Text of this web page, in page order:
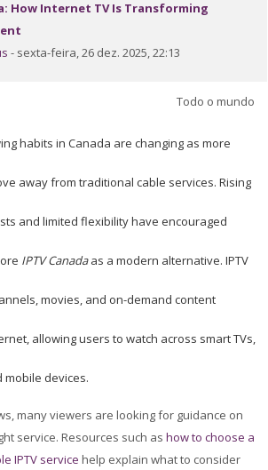
How Internet TV Is Transforming
- sexta-feira, 26 dez. 2025, 22:13
Todo o mundo
habits in Canada are changing as more
away from traditional cable services. Rising
and limited flexibility have encouraged
IPTV Canadaas a modern alternative. IPTV
movies, and on-demand content
allowing users to watch across smart TVs,
mobile devices.
many viewers are looking for guidance on
service. Resources such as how to choose a
IPTV service help explain what to consider